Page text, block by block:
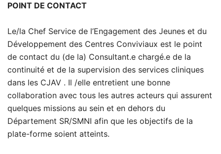
POINT DE CONTACT
Le/la Chef Service de l’Engagement des Jeunes et du
Développement des Centres Conviviaux est le point
de contact du (de la) Consultant.e chargé.e de la
continuité et de la supervision des services cliniques
dans les CJAV . Il /elle entretient une bonne
collaboration avec tous les autres acteurs qui assurent
quelques missions au sein et en dehors du
Département SR/SMNI afin que les objectifs de la
plate-forme soient atteints.